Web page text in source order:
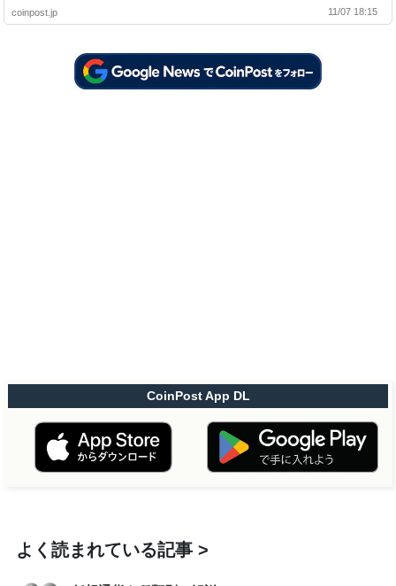
coinpost.jp
11/07 18:15
CoinPost App DL
よく読まれている記事